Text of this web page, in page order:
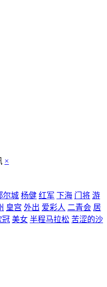
×
尔城 杨健 红军 下海 门将 游
皇宫 外出 爱彩人 二青会 居
冠 美女 半程马拉松 苦涩的沙